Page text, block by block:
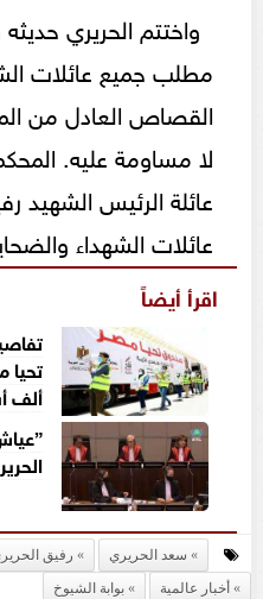
واختتم الحريري
مطلب جميع عائلات
القصاص العادل من
لا مساومة عليه.
عائلة الرئيس الشهيد
عائلات الشهداء
اقرأ أيضاً
ألف
سعد الحريري رفيق
أخبار عالمية
بوابة الشيوخ